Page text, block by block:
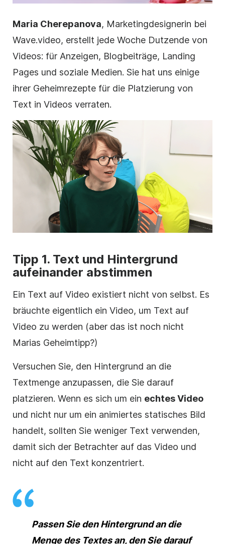
Maria Cherepanova, Marketingdesignerin bei
Wave.video, erstellt jede Woche Dutzende von
Videos: für Anzeigen, Blogbeiträge, Landing
Pages und soziale Medien. Sie hat uns einige
ihrer Geheimrezepte für die Platzierung von
Text in Videos verraten.
Tipp 1. Text und Hintergrund
aufeinander abstimmen
Ein Text auf Video existiert nicht von selbst. Es
bräuchte eigentlich ein Video, um Text auf
Video zu werden (aber das ist noch nicht
Marias Geheimtipp?)
Versuchen Sie, den Hintergrund an die
Textmenge anzupassen, die Sie darauf
platzieren. Wenn es sich um ein echtesVideo
und nicht nur um ein animiertes statisches Bild
handelt, sollten Sie weniger Text verwenden,
damit sich der Betrachter auf das Video und
nicht auf den Text konzentriert.
Passen Sie den Hintergrund an die
Menge des Textes an, den Sie darauf